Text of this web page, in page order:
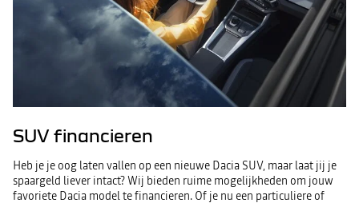
SUV financieren
Heb je je oog laten vallen op een nieuwe Dacia SUV, maar laat jij je
spaargeld liever intact? Wij bieden ruime mogelijkheden om jouw
favoriete Dacia model te financieren. Of je nu een particuliere of